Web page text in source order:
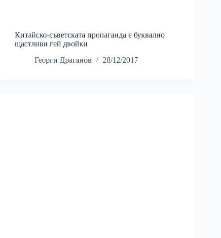
Китайско-съветската пропаганда е буквално
щастливи гей двойки
Георги Драганов
28/12/2017